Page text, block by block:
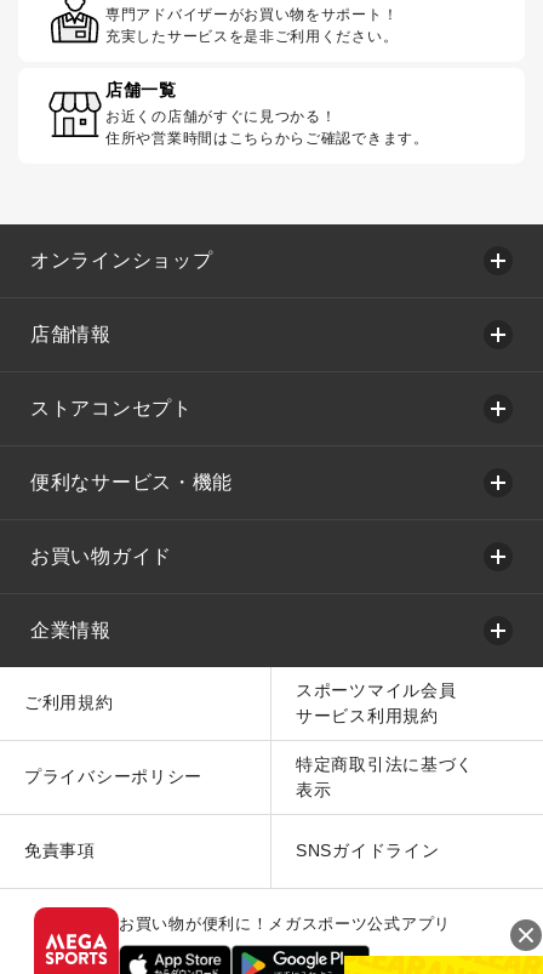
専門アドバイザーがお買い物をサポート！
充実したサービスを是非ご利用ください。
店舗一覧
お近くの店舗がすぐに見つかる！
住所や営業時間はこちらからご確認できます。
オンラインショップ
店舗情報
ストアコンセプト
便利なサービス・機能
お買い物ガイド
企業情報
ご利用規約
スポーツマイル会員
サービス利用規約
プライバシーポリシー
特定商取引法に基づく
表示
免責事項 SNSガイドライン
お買い物が便利に！メガスポーツ公式アプリ